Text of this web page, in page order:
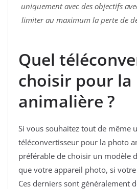
uniquement avec des objectifs
limiter au maximum la perte de
Quel
choisir pour
animalière ?
Si vous souhaitez tout de même
téléconvertisseur pour la photo
préférable de choisir un modèle
que votre appareil photo, si
Ces derniers sont généralement